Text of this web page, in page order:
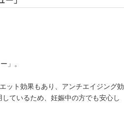
」。
ット効果もあり、アンチエイジング効
ているため、妊娠中の方でも安心し